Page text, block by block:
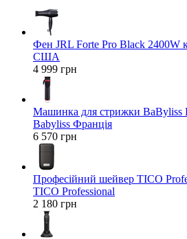
Фен JRL Forte Pro Black 2400W
США
4 999 грн
Машинка для стрижки
Babyliss Франція
6 570 грн
Професійний шейвер TICO
TICO Professional
2 180 грн